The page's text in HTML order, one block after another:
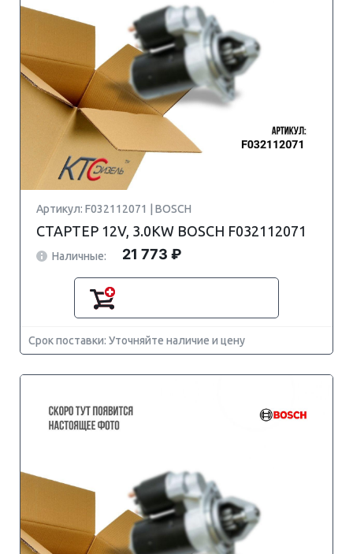
Артикул: F032112071 | BOSCH
СТАРТЕР 12V, 3.0KW BOSCH F032112071
Наличные: 21 773 ₽
Срок поставки: Уточняйте наличие и цену